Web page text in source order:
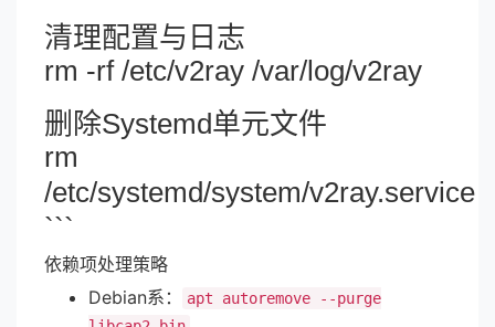
清理配置与日志
rm -rf /etc/v2ray /var/log/v2ray
删除Systemd单元文件
rm
/etc/systemd/system/v2ray.service
```
依赖项处理策略
Debian系：
apt autoremove --purge